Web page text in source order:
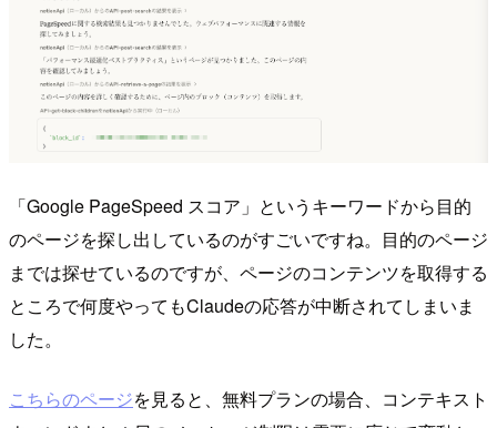
「Google PageSpeed スコア」というキーワードから目的
のページを探し出しているのがすごいですね。目的のページ
までは探せているのですが、ページのコンテンツを取得する
ところで何度やってもClaudeの応答が中断されてしまいま
した。
こちらのページを見ると、無料プランの場合、コンテキスト